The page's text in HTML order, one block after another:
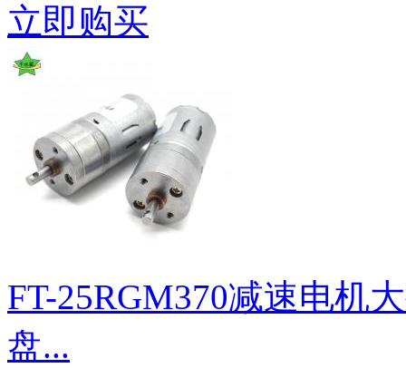
立即购买
FT-25RGM370减速电机
盘...